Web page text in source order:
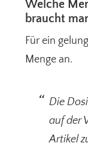
Welche
braucht
Für ein
Menge an.
Die
auf der
Artikel